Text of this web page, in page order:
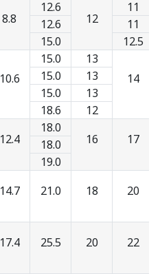
8.8
12.6
12
11
12.6
11
15.0
12.5
10.6
15.0
13
14
15.0
13
15.0
13
18.6
12
12.4
18.0
16 17
18.0
19.0
14.7 21.0 18 20
17.4 25.5 20 22